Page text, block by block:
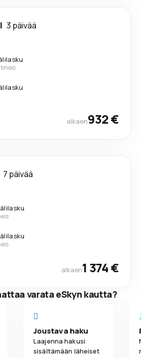
3 päivää
alkaen932 €
7 päivää
alkaen1 374 €
varata eSkyn kautta?
Joustava haku
Laajenna hakusi
sisältämään läheiset